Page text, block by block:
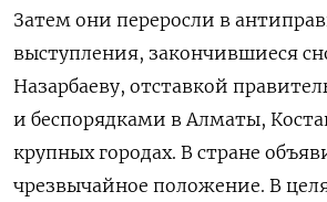
Затем они переросли в
выступления, закончившиеся
Назарбаеву, отставкой
и беспорядками в Алматы,
крупных городах. В стране
чрезвычайное положение. В